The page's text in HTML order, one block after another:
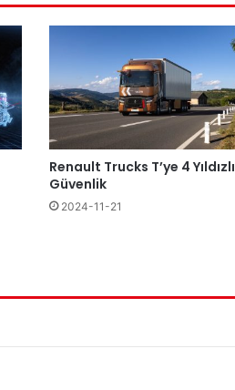
Renault Trucks T’ye 4 Yıldızlı
Güvenlik
2024-11-21